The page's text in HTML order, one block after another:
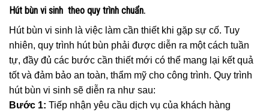
Hút bùn vi sinh theo quy trình chuẩn.
Hút bùn vi sinh là việc làm cần thiết khi gặp sự cố. Tuy
nhiên, quy trình hút bùn phải được diễn ra một cách tuần
tự, đầy đủ các bước cần thiết mới có thể mang lại kết quả
tốt và đảm bảo an toàn, thẩm mỹ cho công trình. Quy trình
hút bùn vi sinh sẽ diễn ra như sau:
Bước 1: Tiếp nhận yêu cầu dịch vụ của khách hàng